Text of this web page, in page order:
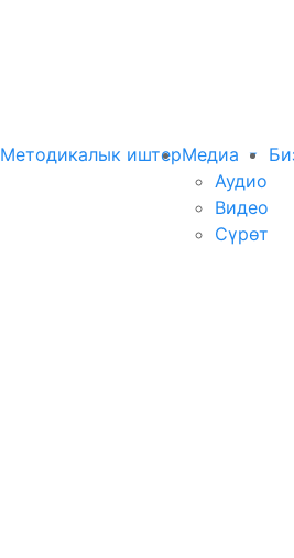
Методикалык иштерМедиа
Аудио
Видео
Сүрөт